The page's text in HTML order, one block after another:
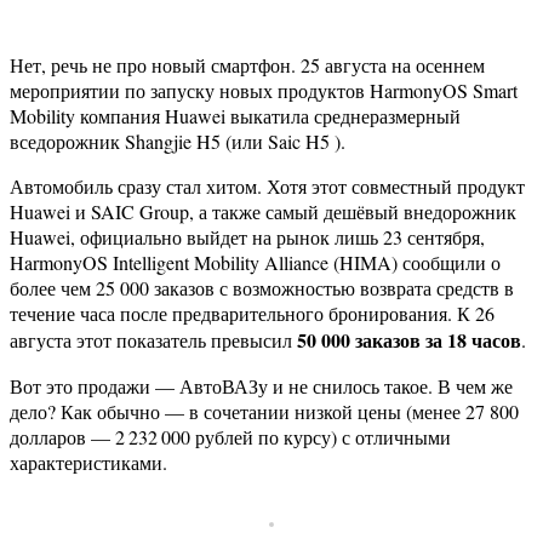
Нет, речь не про новый смартфон. 25 августа на осеннем
мероприятии по запуску новых продуктов HarmonyOS Smart
Mobility компания Huawei выкатила среднеразмерный
вседорожник Shangjie H5 (или Saic H5 ).
Автомобиль сразу стал хитом. Хотя этот совместный продукт
Huawei и SAIC Group, а также самый дешёвый внедорожник
Huawei, официально выйдет на рынок лишь 23 сентября,
HarmonyOS Intelligent Mobility Alliance (HIMA) сообщили о
более чем 25 000 заказов с возможностью возврата средств в
течение часа после предварительного бронирования. К 26
августа этот показатель превысил50 000 заказов за 18 часов.
Вот это продажи — АвтоВАЗу и не снилось такое. В чем же
дело? Как обычно — в сочетании низкой цены (менее 27 800
долларов — 2 232 000 рублей по курсу) с отличными
характеристиками.